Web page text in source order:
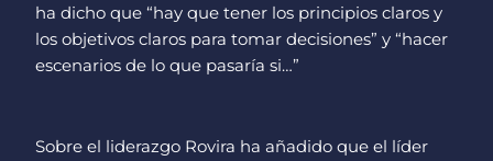
ha dicho que “hay que tener los principios claros y
los objetivos claros para tomar decisiones” y “hacer
escenarios de lo que pasaría si…”
Sobre el liderazgo Rovira ha añadido que el líder